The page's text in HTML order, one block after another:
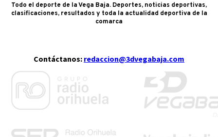
Todo el deporte de la Vega Baja. Deportes, noticias deportivas,
clasificaciones, resultados y toda la actualidad deportiva de la
comarca
Contáctanos: redaccion@3dvegabaja.com